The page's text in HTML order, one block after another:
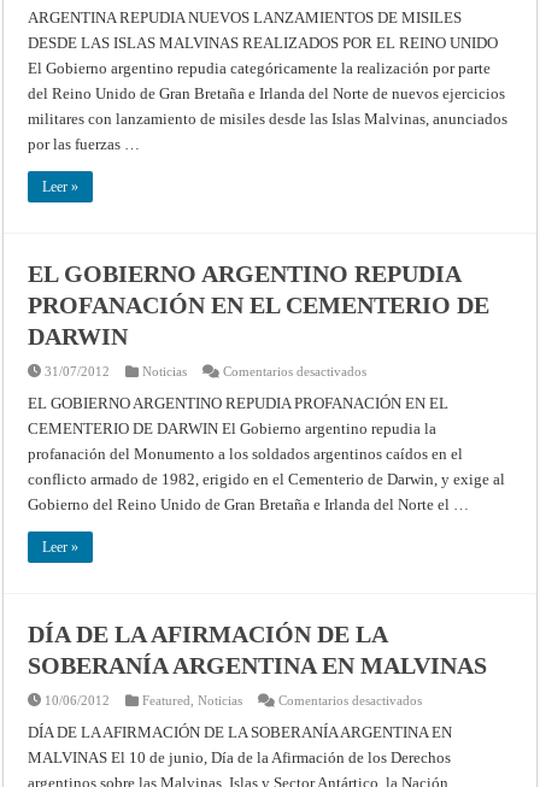
23
de
junio
1953
REPUDIA
NUEVOS
LANZAMIENTOS
MISILES
DESDE
LAS
ISLAS
MALVINAS
ARGENTINA REPUDIA NUEVOS LANZAMIENTOS DE MISILES
DESDE LAS ISLAS MALVINAS REALIZADOS POR EL REINO UNIDO
El Gobierno argentino repudia categóricamente la realización por parte
del Reino Unido de Gran Bretaña e Irlanda del Norte de nuevos ejercicios
militares con lanzamiento de misiles desde las Islas Malvinas, anunciados
por las fuerzas …
Leer »
EL GOBIERNO ARGENTINO REPUDIA
PROFANACIÓN EN EL CEMENTERIO DE
DARWIN
31/07/2012 Noticias Comentarios desactivadosen
GOBIERNO
ARGENTINO
REPUDIA
PROFANACIÓN
EN
EL
CEMENTERIO
DE
DARWIN
EL GOBIERNO ARGENTINO REPUDIA PROFANACIÓN EN EL
CEMENTERIO DE DARWIN El Gobierno argentino repudia la
profanación del Monumento a los soldados argentinos caídos en el
conflicto armado de 1982, erigido en el Cementerio de Darwin, y exige al
Gobierno del Reino Unido de Gran Bretaña e Irlanda del Norte el …
Leer »
DÍA DE LA AFIRMACIÓN DE LA
SOBERANÍA ARGENTINA EN MALVINAS
10/06/2012 Featured ,Noticias Comentarios desactivadosen
DE
LA
AFIRMACIÓN
DÍA DE LA AFIRMACIÓN DE LA SOBERANÍA ARGENTINA EN
MALVINAS El 10 de junio, Día de la Afirmación de los Derechos
argentinos sobre las Malvinas, Islas y Sector Antártico, la Nación